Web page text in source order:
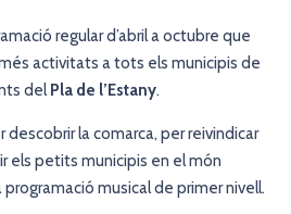
regular d’abril a octubre que
activitats a tots els municipis de
delPla de l’Estany.
la comarca, per reivindicar
els petits municipis en el món
programació musical de primer nivell.